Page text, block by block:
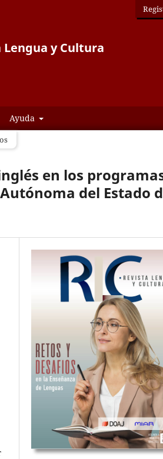
Lengua y Cultura
Ayuda
en los
del Estado